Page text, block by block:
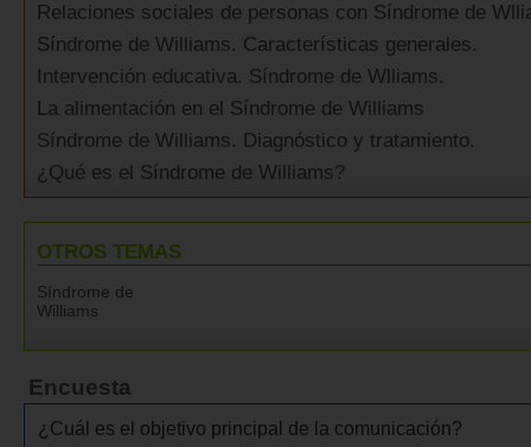
Relaciones sociales de personas con Síndrome de
Síndrome de Williams. Características generales.
Intervención educativa. Síndrome de Wlliams.
La alimentación en el Síndrome de Williams
Síndrome de Williams. Diagnóstico y tratamiento.
¿Qué es el Síndrome de Williams?
OTROS TEMAS
Síndrome de
Williams
Encuesta
¿Cuál es el objetivo principal de la comunicación?